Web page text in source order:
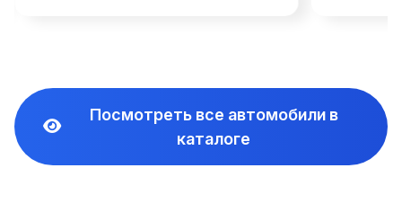
Посмотреть все автомобили в
каталоге